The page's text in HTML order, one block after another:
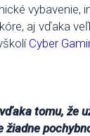
vybavenie,
aj vďaka
Cyber
tomu, že